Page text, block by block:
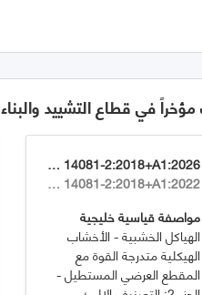
في قطاع التشييد والبناء
GSO EN 14081-2:2018+A1:2026
EN 14081-2:2018+A1:2022
مواصفة قياسية خليجية
الهياكل الخشبية - الأخشاب
الهيكلية متدرجة القوة مع
المقطع العرضي المستطيل -